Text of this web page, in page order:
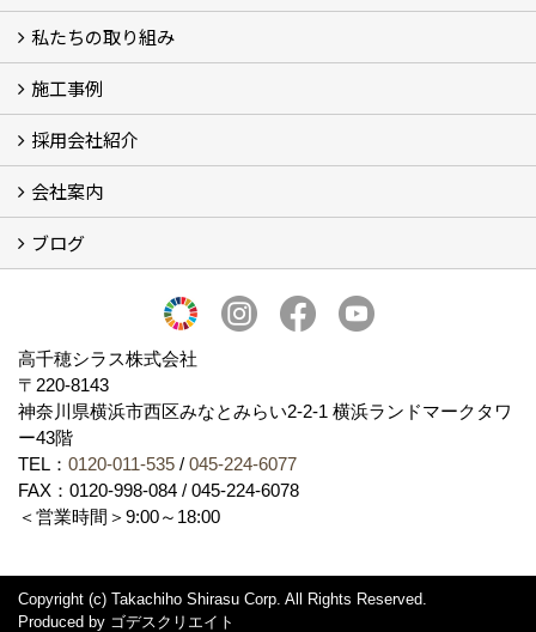
一覧
内装仕上げ材
外装仕上げ材
舗装材
水性無機高分子系ハイブリッド型塗料
エコリフォーム
消臭壁紙
Q&A
資料PDF
私たちの取り組み
SDGs、GHGへの取り組み (2)
マグマシラス米
特別対談 (2)
高千穂シラス解説ムービー
研究プロジェクト (4)
プロジェクト (3)
施工事例
施工事例
お客様からのお便り
採用会社紹介
採用会社紹介
「鏝人の会」左官店のご紹介
会社案内
会社概要・沿革
代表の実績
製造紹介
ショールーム
アクセス
採用情報
バナーダウンロード
プライバシーポリシー
Takachiho Shirasu Global Site
LINE公式アカウント
ブログ
高千穂シラス株式会社
〒220-8143
神奈川県横浜市西区みなとみらい2‐2‐1 横浜ランドマークタワ
ー43階
TEL： 0120-011-535 / 045-224-6077
FAX：0120-998-084 / 045-224-6078
＜営業時間＞9:00～18:00
Copyright (c) Takachiho Shirasu Corp. All Rights Reserved.
Produced by ゴデスクリエイト